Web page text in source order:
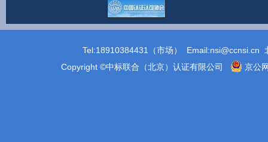
Tel:18910384431（市场） Email:nsi@ccnsi.cn
Copyright ©中标联合（北京）认证有限公司
京公